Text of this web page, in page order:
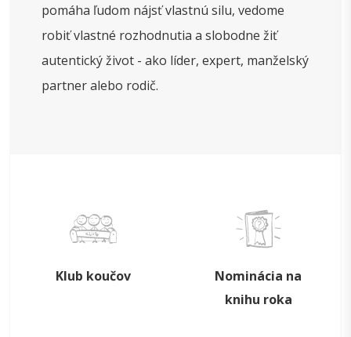
pomáha ľudom nájsť vlastnú silu, vedome
robiť vlastné rozhodnutia a slobodne žiť
autentický život - ako líder, expert, manželský
partner alebo rodič.
Klub koučov
Nominácia na
knihu roka